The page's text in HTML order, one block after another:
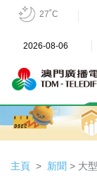
27˚C
2026-08-06
主頁 新聞 > 大